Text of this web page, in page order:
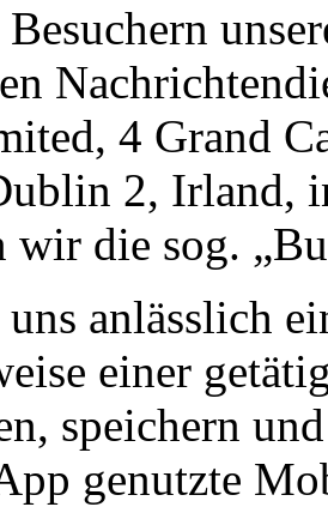
4 Grand
2, Irland,
wir die sog.
anlässlich
einer
speichern
genutzte